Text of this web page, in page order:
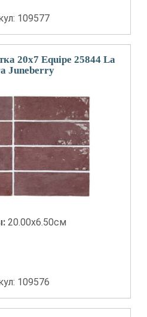
109577
20x7 Equipe 25844 La
Juneberry
20.00x6.50см
109576